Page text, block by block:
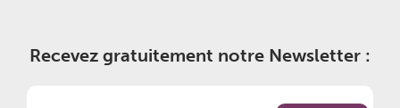
Recevez gratuitement notre Newsletter :